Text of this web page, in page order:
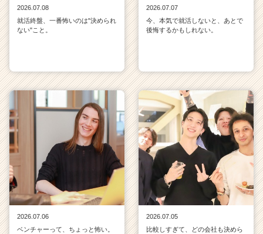
2026.07.08
就活終盤、一番怖いのは"決められ
ない"こと。
2026.07.07
今、本気で就活しないと、あとで
後悔するかもしれない。
2026.07.06
ベンチャーって、ちょっと怖い。
2026.07.05
比較しすぎて、どの会社も決めら